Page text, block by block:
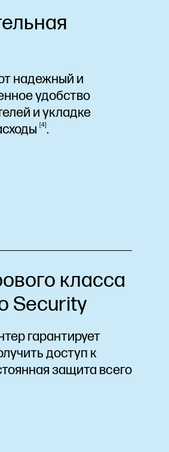
надежный и
удобство
и укладке
4 .
класса
Security
гарантирует
доступ к
защита всего